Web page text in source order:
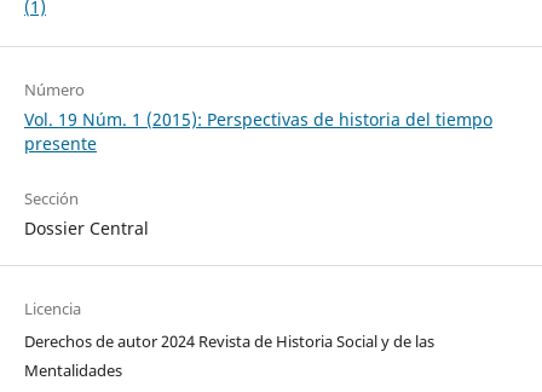
(1)
Número
Vol. 19 Núm. 1 (2015): Perspectivas de historia del tiempo
presente
Sección
Dossier Central
Licencia
Derechos de autor 2024 Revista de Historia Social y de las
Mentalidades